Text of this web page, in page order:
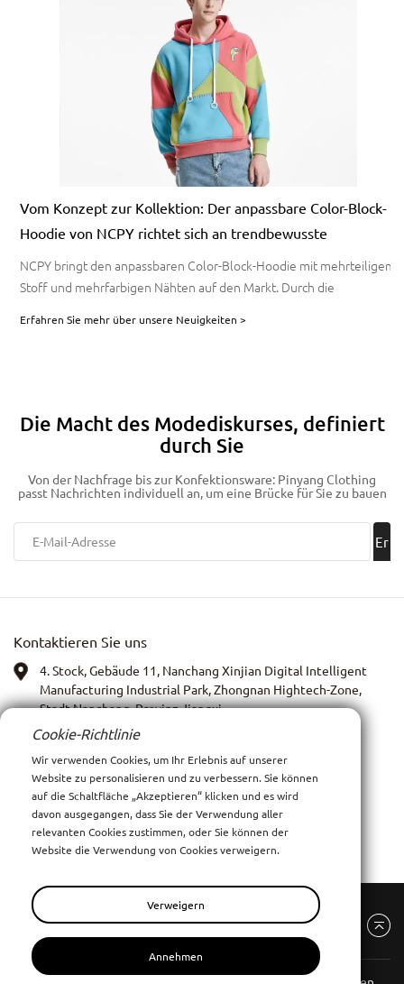
Vom Konzept zur Kollektion: Der anpassbare Color-Block-
Hoodie von NCPY richtet sich an trendbewusste
Verbraucher
NCPY bringt den anpassbaren Color-Block-Hoodie mit mehrteiligem
Stoff und mehrfarbigen Nähten auf den Markt. Durch die
schneller Bemusterung ermöglicht es Marken, einzigartige
Erfahren Sie mehr über unsere Neuigkeiten >
Die Macht des Modediskurses, definiert
durch Sie
Von der Nachfrage bis zur Konfektionsware: Pinyang Clothing
passt Nachrichten individuell an, um eine Brücke für Sie zu bauen
Er
Kontaktieren Sie uns
4. Stock, Gebäude 11, Nanchang Xinjian Digital Intelligent
Manufacturing Industrial Park, Zhongnan Hightech-Zone,
Stadt Nanchang, Provinz Jiangxi
WhatsApp:13767972399
Bild: Anna Xia
Email:xiay0707i@outlook.com
Cookie-Richtlinie
Wir verwenden Cookies, um Ihr Erlebnis auf unserer
Website zu personalisieren und zu verbessern. Sie können
auf die Schaltfläche „Akzeptieren“ klicken und es wird
davon ausgegangen, dass Sie der Verwendung aller
relevanten Cookies zustimmen, oder Sie können der
Website die Verwendung von Cookies verweigern.
Verweigern
Annehmen